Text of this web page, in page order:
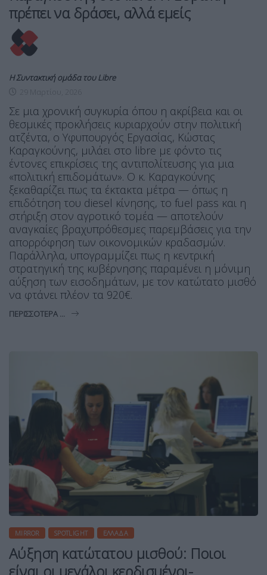
πρέπει να δράσει, αλλά εμείς
Η Συντακτική ομάδα του Libre
Σε μια χρονική συγκυρία όπου η ακρίβεια και οι
θεσμικές προκλήσεις κυριαρχούν στην πολιτική
ατζέντα, ο Υφυπουργός Εργασίας, Κώστας
Καραγκούνης, μιλάει στο libre με φόντο τις
έντονες επικρίσεις της αντιπολίτευσης για μια
«πολιτική επιδομάτων». O κ. Καραγκούνης
ξεκαθαρίζει πως τα έκτακτα μέτρα — όπως η
επιδότηση του diesel κίνησης, το fuel pass και η
στήριξη στον αγροτικό τομέα — αποτελούν
αναγκαίες βραχυπρόθεσμες παρεμβάσεις για την
απορρόφηση των οικονομικών κραδασμών.
Παράλληλα, υπογραμμίζει πως η κεντρική
στρατηγική της κυβέρνησης παραμένει η μόνιμη
αύξηση των εισοδημάτων, με τον κατώτατο μισθό
να φτάνει πλέον τα 920€.
ΠΕΡΙΣΣΌΤΕΡΑ ...
MIRROR SPOTLIGHT ΕΛΛΆΔΑ
Αύξηση κατώτατου μισθού: Ποιοι
είναι οι μεγάλοι κερδισμένοι-